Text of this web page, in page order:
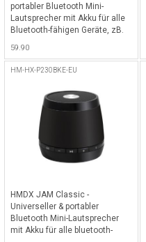
portabler Bluetooth Mini-
Lautsprecher mit Akku für alle
Bluetooth-fähigen Geräte, zB.
59.90
HM-HX-P230BKE-EU
HMDX JAM Classic -
Universeller & portabler
Bluetooth Mini-Lautsprecher
mit Akku für alle bluetooth-